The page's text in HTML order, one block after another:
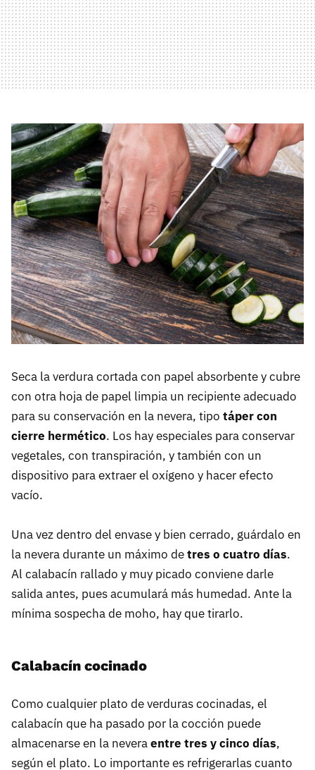
Seca la verdura cortada con papel absorbente y cubre
con otra hoja de papel limpia un recipiente adecuado
para su conservación en la nevera, tipo táper con
cierre hermético. Los hay especiales para conservar
vegetales, con transpiración, y también con un
dispositivo para extraer el oxígeno y hacer efecto
vacío.
Una vez dentro del envase y bien cerrado, guárdalo en
la nevera durante un máximo detres o cuatro días.
Al calabacín rallado y muy picado conviene darle
salida antes, pues acumulará más humedad. Ante la
mínima sospecha de moho, hay que tirarlo.
Calabacín cocinado
Como cualquier plato de verduras cocinadas, el
calabacín que ha pasado por la cocción puede
almacenarse en la neveraentre tres y cinco días,
según el plato. Lo importante es refrigerarlas cuanto